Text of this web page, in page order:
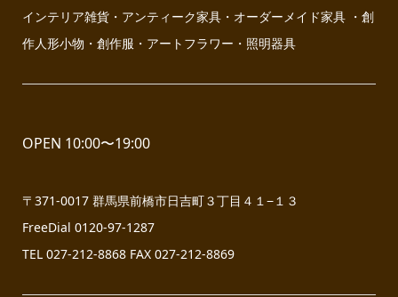
インテリア雑貨・アンティーク家具・オーダーメイド家具 ・創
作人形小物・創作服・アートフラワー・照明器具
OPEN 10:00〜19:00
〒371-0017 群馬県前橋市日吉町３丁目４１−１３
FreeDial 0120-97-1287
TEL 027-212-8868 FAX 027-212-8869